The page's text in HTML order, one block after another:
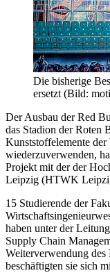
Die bisherige
ersetzt (Bild:
Der Ausbau der Red
das Stadion der Roten
Kunststoffelemente
wiederzuverwenden,
Projekt mit der der
Leipzig (HTWK
15 Studierende der
haben unter der
Supply Chain
Weiterverwendung
beschäftigten sie sich